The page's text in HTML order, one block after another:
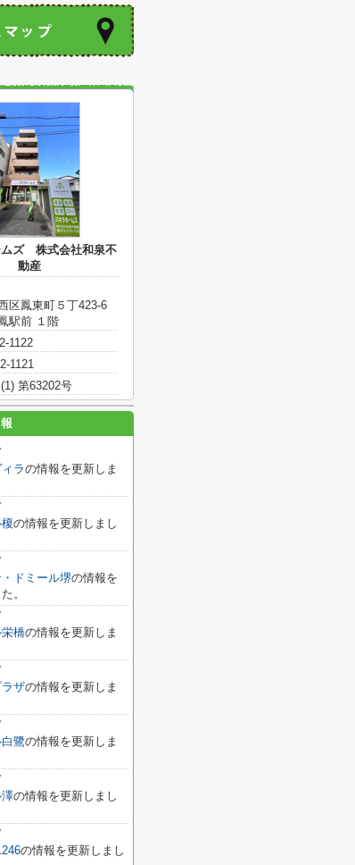
ムズ 株式会社和泉不
動産
区鳳東町５丁423-6
駅前 １階
1122
1121
第63202号
ラの情報を更新しま
の情報を更新しまし
ドミール堺の情報を
。
橋の情報を更新しま
ザの情報を更新しま
鷺の情報を更新しま
澤の情報を更新しまし
の情報を更新しまし